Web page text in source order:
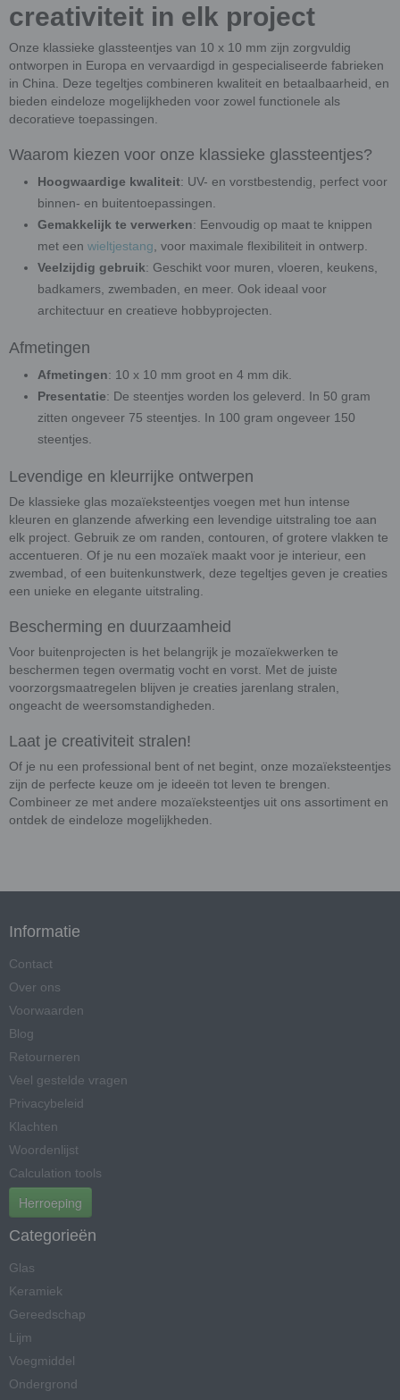
creativiteit in elk project
Onze klassieke glassteentjes van 10 x 10 mm zijn zorgvuldig
ontworpen in Europa en vervaardigd in gespecialiseerde fabrieken
in China. Deze tegeltjes combineren kwaliteit en betaalbaarheid, en
bieden eindeloze mogelijkheden voor zowel functionele als
decoratieve toepassingen.
Waarom kiezen voor onze klassieke glassteentjes?
Hoogwaardige kwaliteit: UV- en vorstbestendig, perfect voor
binnen- en buitentoepassingen.
Gemakkelijk te verwerken: Eenvoudig op maat te knippen
met een wieltjestang , voor maximale flexibiliteit in ontwerp.
Veelzijdig gebruik: Geschikt voor muren, vloeren, keukens,
badkamers, zwembaden, en meer. Ook ideaal voor
architectuur en creatieve hobbyprojecten.
Afmetingen
Afmetingen: 10 x 10 mm groot en 4 mm dik.
Presentatie: De steentjes worden los geleverd. In 50 gram
zitten ongeveer 75 steentjes. In 100 gram ongeveer 150
steentjes.
Levendige en kleurrijke ontwerpen
De klassieke glas mozaïeksteentjes voegen met hun intense
kleuren en glanzende afwerking een levendige uitstraling toe aan
elk project. Gebruik ze om randen, contouren, of grotere vlakken te
accentueren. Of je nu een mozaïek maakt voor je interieur, een
zwembad, of een buitenkunstwerk, deze tegeltjes geven je creaties
een unieke en elegante uitstraling.
Bescherming en duurzaamheid
Voor buitenprojecten is het belangrijk je mozaïekwerken te
beschermen tegen overmatig vocht en vorst. Met de juiste
voorzorgsmaatregelen blijven je creaties jarenlang stralen,
ongeacht de weersomstandigheden.
Laat je creativiteit stralen!
Of je nu een professional bent of net begint, onze mozaïeksteentjes
zijn de perfecte keuze om je ideeën tot leven te brengen.
Combineer ze met andere mozaïeksteentjes uit ons assortiment en
ontdek de eindeloze mogelijkheden.
Informatie
Contact
Over ons
Voorwaarden
Blog
Retourneren
Veel gestelde vragen
Privacybeleid
Klachten
Woordenlijst
Calculation tools
Herroeping
Categorieën
Glas
Keramiek
Gereedschap
Lijm
Voegmiddel
Ondergrond